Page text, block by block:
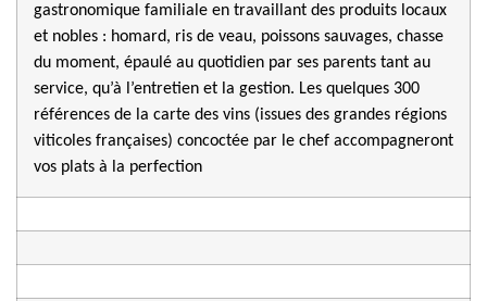
gastronomique familiale en travaillant des produits locaux
et nobles : homard, ris de veau, poissons sauvages, chasse
du moment, épaulé au quotidien par ses parents tant au
service, qu’à l’entretien et la gestion. Les quelques 300
références de la carte des vins (issues des grandes régions
viticoles françaises) concoctée par le chef accompagneront
vos plats à la perfection